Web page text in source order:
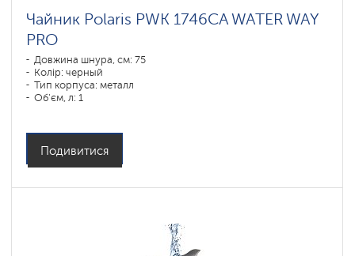
Чайник Polaris PWK 1746CA WATER WAY
PRO
Довжина шнура, см: 75
Колір: черный
Тип корпуса: металл
Об'єм, л: 1
Подивитися